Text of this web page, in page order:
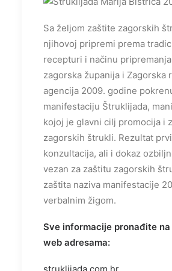
Sa željom zaštite zagorskih
njihovoj pripremi prema
recepturi i načinu
zagorska županija i Zagorska
agencija 2009. godine
manifestaciju Štruklijada,
kojoj je glavni cilj promocija i
zagorskih štrukli. Rezultat
konzultacija, ali i dokaz
vezan za zaštitu zagorskih
zaštita naziva manifestacije
verbalnim žigom.
Sve informacije pronađite
web adresama: